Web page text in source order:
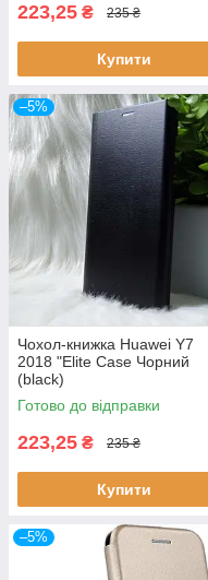
223,25 ₴ 235 ₴
Купити
–5%
Чохол-книжка Huawei Y7
2018 "Elite Case Чорний
(black)
Готово до відправки
223,25 ₴ 235 ₴
Купити
–5%